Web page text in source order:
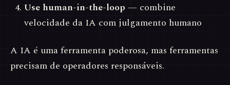
Use human-in-the-loop — combine
velocidade da IA com julgamento humano
A IA é uma ferramenta poderosa, mas ferramentas
precisam de operadores responsáveis.